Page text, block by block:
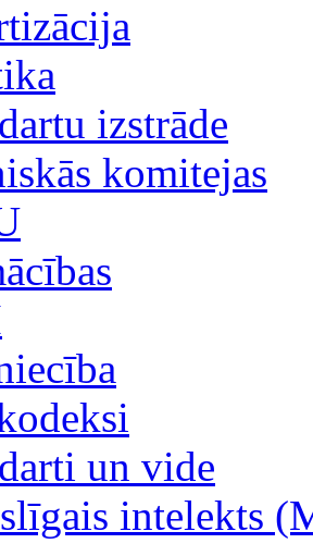
izstrāde
komitejas
un vide
intelekts